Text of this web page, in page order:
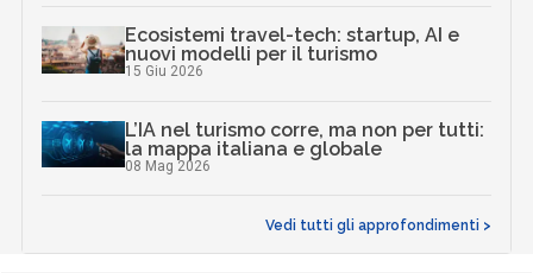
Ecosistemi travel-tech: startup, AI e
nuovi modelli per il turismo
15 Giu 2026
L’IA nel turismo corre, ma non per tutti:
la mappa italiana e globale
08 Mag 2026
Vedi tutti gli approfondimenti >